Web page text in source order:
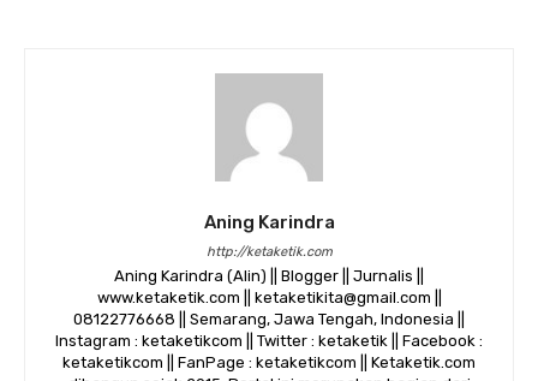
Aning Karindra
http://ketaketik.com
Aning Karindra (Alin) || Blogger || Jurnalis ||
www.ketaketik.com || ketaketikita@gmail.com ||
08122776668 || Semarang, Jawa Tengah, Indonesia ||
Instagram : ketaketikcom || Twitter : ketaketik || Facebook :
ketaketikcom || FanPage : ketaketikcom || Ketaketik.com